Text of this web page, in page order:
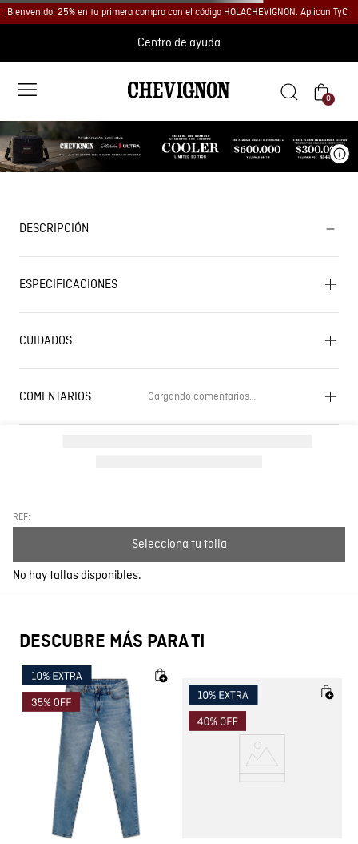
¡Bienvenido! 25% en tu primera compra con el código HOLACHEVIGNON. Aplican TyC
Centro de ayuda
0
REF:
Selecciona tu talla
No hay tallas disponibles.
DESCRIPCIÓN
ESPECIFICACIONES
CUIDADOS
COMENTARIOS Cargando comentarios…
Cargando el resumen…
DESCUBRE MÁS PARA TI